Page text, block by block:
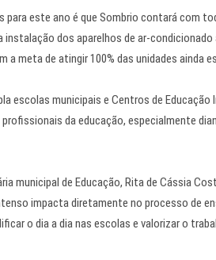
para este ano é que Sombrio contará com
instalação dos aparelhos de ar-
a meta de atingir 100% das unidades ainda
escolas municipais e Centros de
da educação, especialmente
municipal de Educação, Rita de Cássia
impacta diretamente no processo de
o dia a dia nas escolas e valorizar o